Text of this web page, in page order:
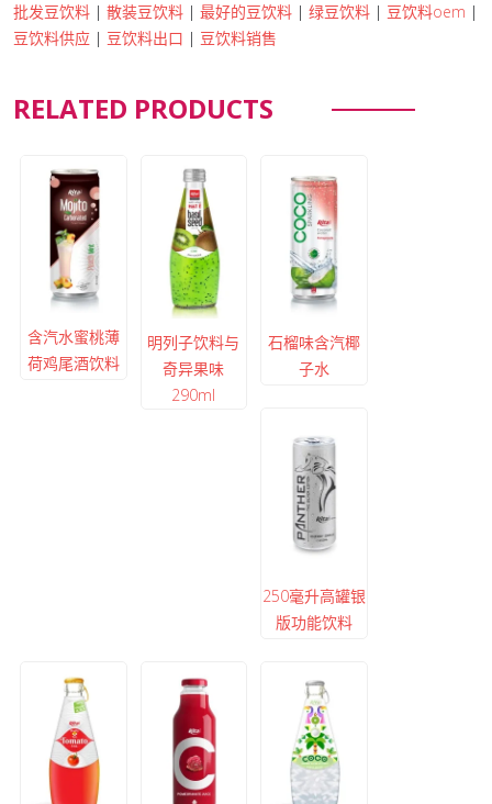
批发豆饮料 | 散装豆饮料 | 最好的豆饮料 | 绿豆饮料 | 豆饮料oem |
豆饮料供应 | 豆饮料出口 | 豆饮料销售
RELATED PRODUCTS
含汽水蜜桃薄
荷鸡尾酒饮料
明列子饮料与
奇异果味
290ml
石榴味含汽椰
子水
250毫升高罐银
版功能饮料